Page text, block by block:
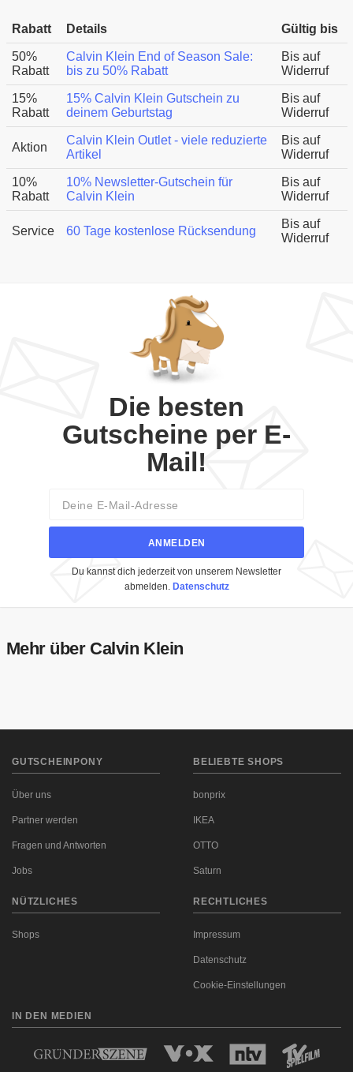
Rabatt Details Gültig bis
50%
Rabatt
Calvin Klein End of Season Sale:
bis zu 50% Rabatt
Bis auf
Widerruf
15%
Rabatt
15% Calvin Klein Gutschein zu
deinem Geburtstag
Bis auf
Widerruf
Aktion
Calvin Klein Outlet - viele reduzierte
Artikel
Bis auf
Widerruf
10%
Rabatt
10% Newsletter-Gutschein für
Calvin Klein
Bis auf
Widerruf
Service 60 Tage kostenlose Rücksendung
Bis auf
Widerruf
Die besten
Gutscheine per E-
Mail!
ANMELDEN
Du kannst dich jederzeit von unserem Newsletter
abmelden. Datenschutz
Mehr über Calvin Klein
GUTSCHEINPONY
Über uns
Partner werden
Fragen und Antworten
Jobs
BELIEBTE SHOPS
bonprix
IKEA
OTTO
Saturn
NÜTZLICHES
Shops
RECHTLICHES
Impressum
Datenschutz
Cookie-Einstellungen
IN DEN MEDIEN